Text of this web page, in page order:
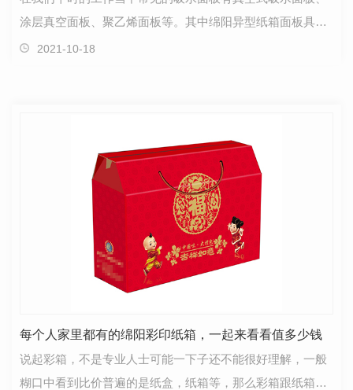
涂层真空面板、聚乙烯面板等。其中绵阳异型纸箱面板具有
生理轮回性和生理适应性，本身无侵蚀性；真空式吸水…
2021-10-18
每个人家里都有的绵阳彩印纸箱，一起来看看值多少钱
说起彩箱，不是专业人士可能一下子还不能很好理解，一般
糊口中看到比价普遍的是纸盒，纸箱等，那么彩箱跟纸箱是